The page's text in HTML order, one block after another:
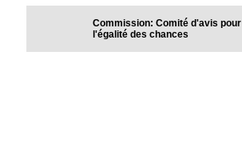
Commission: Comité d'avis pour
l'égalité des chances